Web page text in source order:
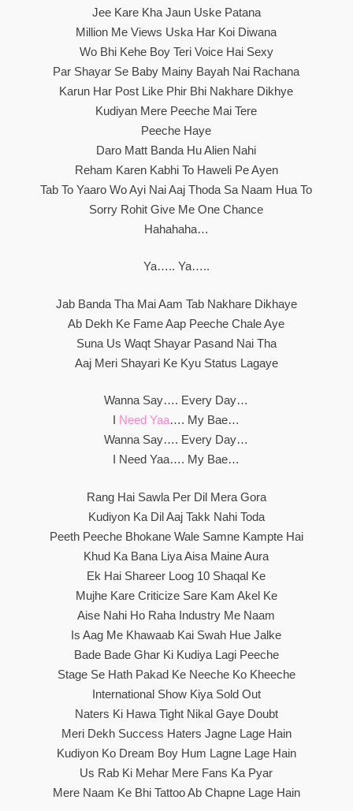
Jee Kare Kha Jaun Uske Patana
Million Me Views Uska Har Koi Diwana
Wo Bhi Kehe Boy Teri Voice Hai Sexy
Par Shayar Se Baby Mainy Bayah Nai Rachana
Karun Har Post Like Phir Bhi Nakhare Dikhye
Kudiyan Mere Peeche Mai Tere
Peeche Haye
Daro Matt Banda Hu Alien Nahi
Reham Karen Kabhi To Haweli Pe Ayen
Tab To Yaaro Wo Ayi Nai Aaj Thoda Sa Naam Hua To
Sorry Rohit Give Me One Chance
Hahahaha…
Ya….. Ya…..
Jab Banda Tha Mai Aam Tab Nakhare Dikhaye
Ab Dekh Ke Fame Aap Peeche Chale Aye
Suna Us Waqt Shayar Pasand Nai Tha
Aaj Meri Shayari Ke Kyu Status Lagaye
Wanna Say…. Every Day…
I Need Yaa…. My Bae…
Wanna Say…. Every Day…
I Need Yaa…. My Bae…
Rang Hai Sawla Per Dil Mera Gora
Kudiyon Ka Dil Aaj Takk Nahi Toda
Peeth Peeche Bhokane Wale Samne Kampte Hai
Khud Ka Bana Liya Aisa Maine Aura
Ek Hai Shareer Loog 10 Shaqal Ke
Mujhe Kare Criticize Sare Kam Akel Ke
Aise Nahi Ho Raha Industry Me Naam
Is Aag Me Khawaab Kai Swah Hue Jalke
Bade Bade Ghar Ki Kudiya Lagi Peeche
Stage Se Hath Pakad Ke Neeche Ko Kheeche
International Show Kiya Sold Out
Naters Ki Hawa Tight Nikal Gaye Doubt
Meri Dekh Success Haters Jagne Lage Hain
Kudiyon Ko Dream Boy Hum Lagne Lage Hain
Us Rab Ki Mehar Mere Fans Ka Pyar
Mere Naam Ke Bhi Tattoo Ab Chapne Lage Hain